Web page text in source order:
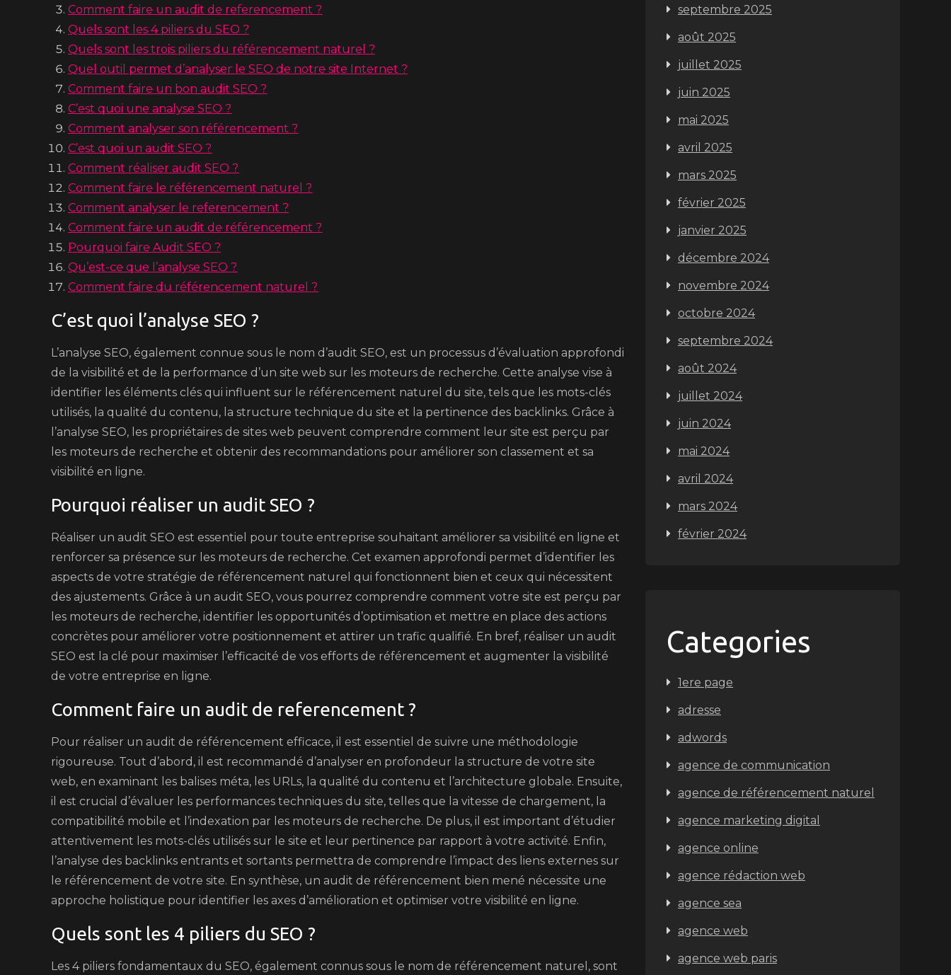
Comment faire un audit de referencement ?
Quels sont les 4 piliers du SEO ?
Quels sont les trois piliers du référencement naturel ?
Quel outil permet d’analyser le SEO de notre site Internet ?
Comment faire un bon audit SEO ?
C’est quoi une analyse SEO ?
Comment analyser son référencement ?
C’est quoi un audit SEO ?
Comment réaliser audit SEO ?
Comment faire le référencement naturel ?
Comment analyser le referencement ?
Comment faire un audit de référencement ?
Pourquoi faire Audit SEO ?
Qu’est-ce que l’analyse SEO ?
Comment faire du référencement naturel ?
C’est quoi l’analyse SEO ?
L’analyse SEO, également connue sous le nom d’audit SEO, est un processus d’évaluation approfondi
de la visibilité et de la performance d’un site web sur les moteurs de recherche. Cette analyse vise à
identifier les éléments clés qui influent sur le référencement naturel du site, tels que les mots-clés
utilisés, la qualité du contenu, la structure technique du site et la pertinence des backlinks. Grâce à
l’analyse SEO, les propriétaires de sites web peuvent comprendre comment leur site est perçu par
les moteurs de recherche et obtenir des recommandations pour améliorer son classement et sa
visibilité en ligne.
Pourquoi réaliser un audit SEO ?
Réaliser un audit SEO est essentiel pour toute entreprise souhaitant améliorer sa visibilité en ligne et
renforcer sa présence sur les moteurs de recherche. Cet examen approfondi permet d’identifier les
aspects de votre stratégie de référencement naturel qui fonctionnent bien et ceux qui nécessitent
des ajustements. Grâce à un audit SEO, vous pourrez comprendre comment votre site est perçu par
les moteurs de recherche, identifier les opportunités d’optimisation et mettre en place des actions
concrètes pour améliorer votre positionnement et attirer un trafic qualifié. En bref, réaliser un audit
SEO est la clé pour maximiser l’efficacité de vos efforts de référencement et augmenter la visibilité
de votre entreprise en ligne.
Comment faire un audit de referencement ?
Pour réaliser un audit de référencement efficace, il est essentiel de suivre une méthodologie
rigoureuse. Tout d’abord, il est recommandé d’analyser en profondeur la structure de votre site
web, en examinant les balises méta, les URLs, la qualité du contenu et l’architecture globale. Ensuite,
il est crucial d’évaluer les performances techniques du site, telles que la vitesse de chargement, la
compatibilité mobile et l’indexation par les moteurs de recherche. De plus, il est important d’étudier
attentivement les mots-clés utilisés sur le site et leur pertinence par rapport à votre activité. Enfin,
l’analyse des backlinks entrants et sortants permettra de comprendre l’impact des liens externes sur
le référencement de votre site. En synthèse, un audit de référencement bien mené nécessite une
approche holistique pour identifier les axes d’amélioration et optimiser votre visibilité en ligne.
Quels sont les 4 piliers du SEO ?
Les 4 piliers fondamentaux du SEO, également connus sous le nom de référencement naturel, sont
septembre 2025
août 2025
juillet 2025
juin 2025
mai 2025
avril 2025
mars 2025
février 2025
janvier 2025
décembre 2024
novembre 2024
octobre 2024
septembre 2024
août 2024
juillet 2024
juin 2024
mai 2024
avril 2024
mars 2024
février 2024
Categories
1ere page
adresse
adwords
agence de communication
agence de référencement naturel
agence marketing digital
agence online
agence rédaction web
agence sea
agence web
agence web paris